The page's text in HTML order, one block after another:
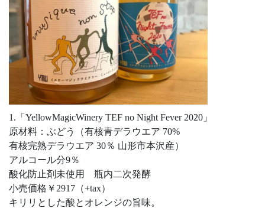
1.「YellowMagicWinery TEF no Night Fever 2020」
原材料：ぶどう（有核青デラウエア 70%
有核完熟デラウエア 30％ 山形市本沢産）
アルコール分9％
酸化防止剤未使用 瓶内二次発酵
小売価格￥2917（+tax）
キリリとした酸とオレンジの旨味。